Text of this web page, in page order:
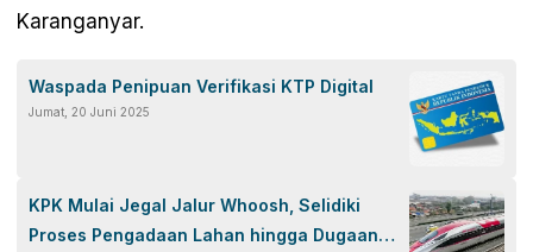
Karanganyar.
Waspada Penipuan Verifikasi KTP Digital
Jumat, 20 Juni 2025
KPK Mulai Jegal Jalur Whoosh, Selidiki
Proses Pengadaan Lahan hingga Dugaan